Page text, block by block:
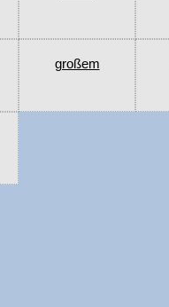
großem